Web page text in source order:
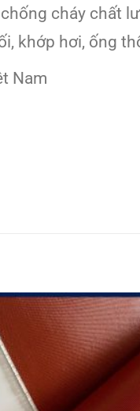
cháy chất
khớp hơi, ống
Nam